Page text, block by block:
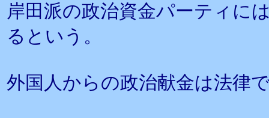
岸田派の政治資金パーティに
るという。
外国人からの政治献金は法律